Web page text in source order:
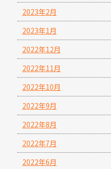
2023年2月
2023年1月
2022年12月
2022年11月
2022年10月
2022年9月
2022年8月
2022年7月
2022年6月